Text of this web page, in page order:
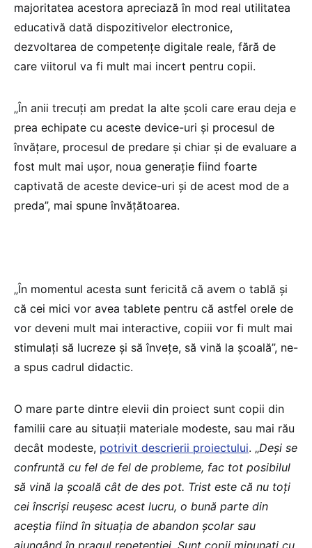
majoritatea acestora apreciază în mod real utilitatea
educativă dată dispozitivelor electronice,
dezvoltarea de competențe digitale reale, fără de
care viitorul va fi mult mai incert pentru copii.
„În anii trecuți am predat la alte școli care erau deja e
prea echipate cu aceste device-uri și procesul de
învățare, procesul de predare și chiar și de evaluare a
fost mult mai ușor, noua generație fiind foarte
captivată de aceste device-uri și de acest mod de a
preda”, mai spune învățătoarea.
„În momentul acesta sunt fericită că avem o tablă și
că cei mici vor avea tablete pentru că astfel orele de
vor deveni mult mai interactive, copiii vor fi mult mai
stimulați să lucreze și să învețe, să vină la școală”, ne-
a spus cadrul didactic.
O mare parte dintre elevii din proiect sunt copii din
familii care au situații materiale modeste, sau mai rău
decât modeste, potrivit descrierii proiectului. „Deși se
confruntă cu fel de fel de probleme, fac tot posibilul
să vină la școală cât de des pot. Trist este că nu toți
cei înscriși reușesc acest lucru, o bună parte din
aceștia fiind în situația de abandon școlar sau
ajungând în pragul repetenției. Sunt copii minunați cu